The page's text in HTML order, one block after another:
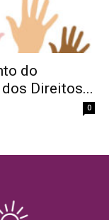
do
Direitos...
0